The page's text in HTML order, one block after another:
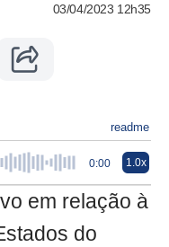
03/04/2023 12h35
readme
0:00 1.0x
em relação à
do